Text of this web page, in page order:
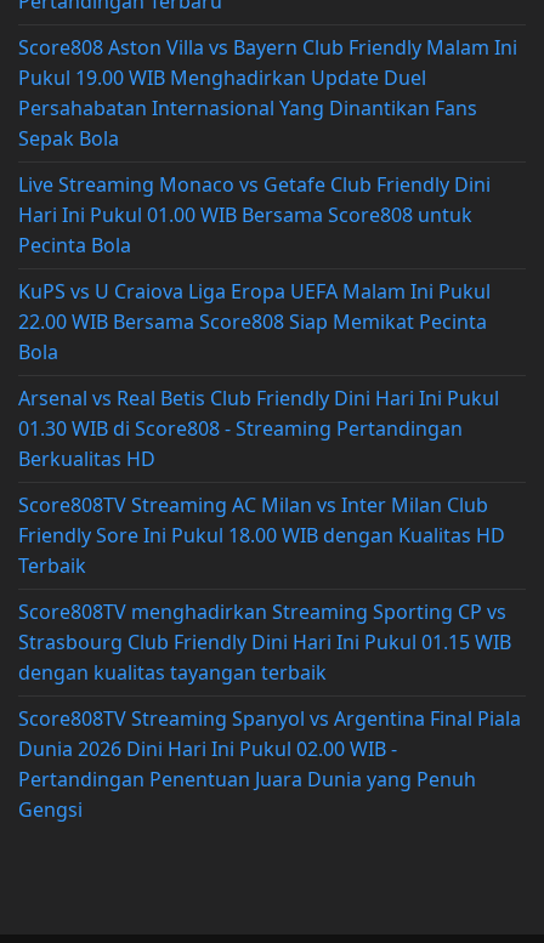
Score808 Aston Villa vs Bayern Club Friendly Malam Ini
Pukul 19.00 WIB Menghadirkan Update Duel
Persahabatan Internasional Yang Dinantikan Fans
Sepak Bola
Live Streaming Monaco vs Getafe Club Friendly Dini
Hari Ini Pukul 01.00 WIB Bersama Score808 untuk
Pecinta Bola
KuPS vs U Craiova Liga Eropa UEFA Malam Ini Pukul
22.00 WIB Bersama Score808 Siap Memikat Pecinta
Bola
Arsenal vs Real Betis Club Friendly Dini Hari Ini Pukul
01.30 WIB di Score808 - Streaming Pertandingan
Berkualitas HD
Score808TV Streaming AC Milan vs Inter Milan Club
Friendly Sore Ini Pukul 18.00 WIB dengan Kualitas HD
Terbaik
Score808TV menghadirkan Streaming Sporting CP vs
Strasbourg Club Friendly Dini Hari Ini Pukul 01.15 WIB
dengan kualitas tayangan terbaik
Score808TV Streaming Spanyol vs Argentina Final Piala
Dunia 2026 Dini Hari Ini Pukul 02.00 WIB -
Pertandingan Penentuan Juara Dunia yang Penuh
Gengsi